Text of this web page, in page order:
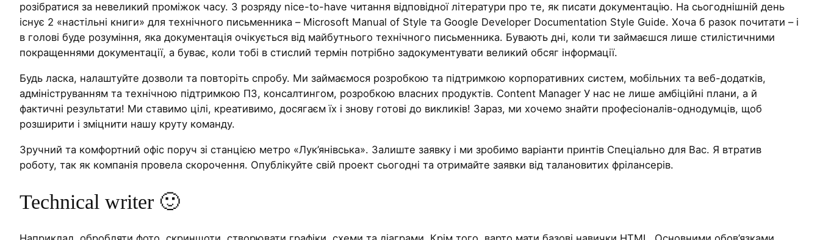
розібратися за невеликий проміжок часу. З розряду nice-to-have читання відповідної літератури про те, як писати документацію. На сьогоднішній день
існує 2 «настільні книги» для технічного письменника – Microsoft Manual of Style та Google Developer Documentation Style Guide. Хоча б разок почитати – і
в голові буде розуміння, яка документація очікується від майбутнього технічного письменника. Бувають дні, коли ти займаєшся лише стилістичними
покращеннями документації, а буває, коли тобі в стислий термін потрібно задокументувати великий обсяг інформації.
Будь ласка, налаштуйте дозволи та повторіть спробу. Ми займаємося розробкою та підтримкою корпоративних систем, мобільних та веб-додатків,
адмініструванням та технічною підтримкою ПЗ, консалтингом, розробкою власних продуктів. Content Manager У нас не лише амбіційні плани, а й
фактичні результати! Ми ставимо цілі, креативимо, досягаєм їх і знову готові до викликів! Зараз, ми хочемо знайти професіоналів-однодумців, щоб
розширити і зміцнити нашу круту команду.
Зручний та комфортний офіс поруч зі станцією метро «Лук’янівська». Залиште заявку і ми зробимо варіанти принтів Спеціально для Вас. Я втратив
роботу, так як компанія провела скорочення. Опублікуйте свій проект сьогодні та отримайте заявки від талановитих фрілансерів.
Technical writer 🙂